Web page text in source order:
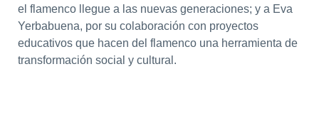
el flamenco llegue a las nuevas generaciones; y a Eva
Yerbabuena, por su colaboración con proyectos
educativos que hacen del flamenco una herramienta de
transformación social y cultural.